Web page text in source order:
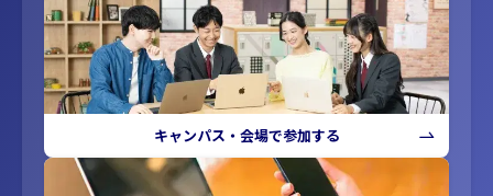
キャンパス・会場で参加する